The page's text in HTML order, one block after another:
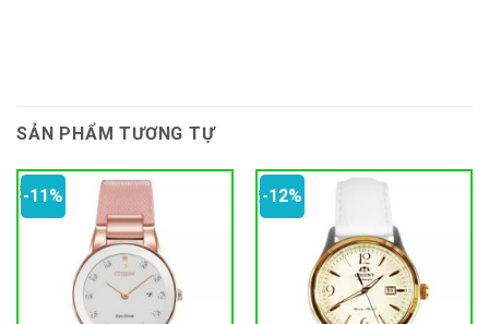
SẢN PHẨM TƯƠNG TỰ
-11% -12%